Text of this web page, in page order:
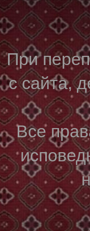
При
с сайта,
Все